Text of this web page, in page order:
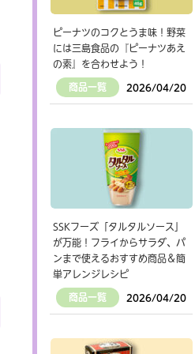
ピーナツのコクとうま味！野菜
には三島食品の『ピーナツあえ
の素』を合わせよう！
商品一覧 2026/04/20
SSKフーズ「タルタルソース」
が万能！フライからサラダ、パ
ンまで使えるおすすめ商品＆簡
単アレンジレシピ
商品一覧 2026/04/20